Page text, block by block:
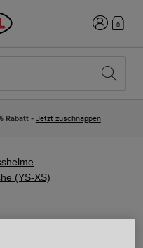
Anmelden
0
Rabatt - Jetzt zuschnappen
(YS-XS)